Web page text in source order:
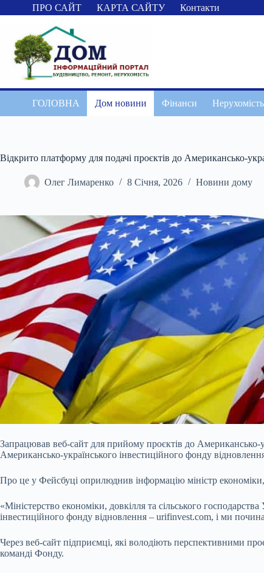
Перейти
до
ПРО САЙТ КАРТА САЙТУ Контакти
ГОЛОВНА Дом новини Фінанси Нерухомість
Відкрито платформу для подачі проєктів до Американсько-
Олег Лимаренко 8 Січня, 2026 Новини дому
Запрацював веб-сайт для прийому проєктів до Американсько-
Американсько-українського інвестиційного фонду
Про це у Фейсбуці оприлюднив інформацію міністр
«Міністерство економіки, довкілля та сільського
інвестиційного фонду відновлення – urifinvest.com, і ми
Через веб-сайт підприємці, які володіють перспективними
команді Фонду.